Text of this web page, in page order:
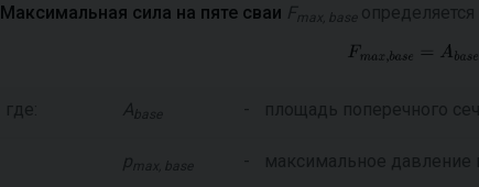
Максимальная сила на пяте сваи F max, base
где: Abase - площадь поперечного
pmax, base - максимальное давление